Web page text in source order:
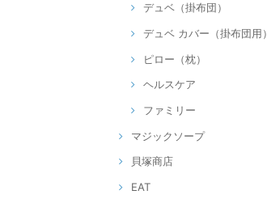
デュベ（掛布団）
デュベ カバー（掛布団用）
ピロー（枕）
ヘルスケア
ファミリー
マジックソープ
貝塚商店
EAT